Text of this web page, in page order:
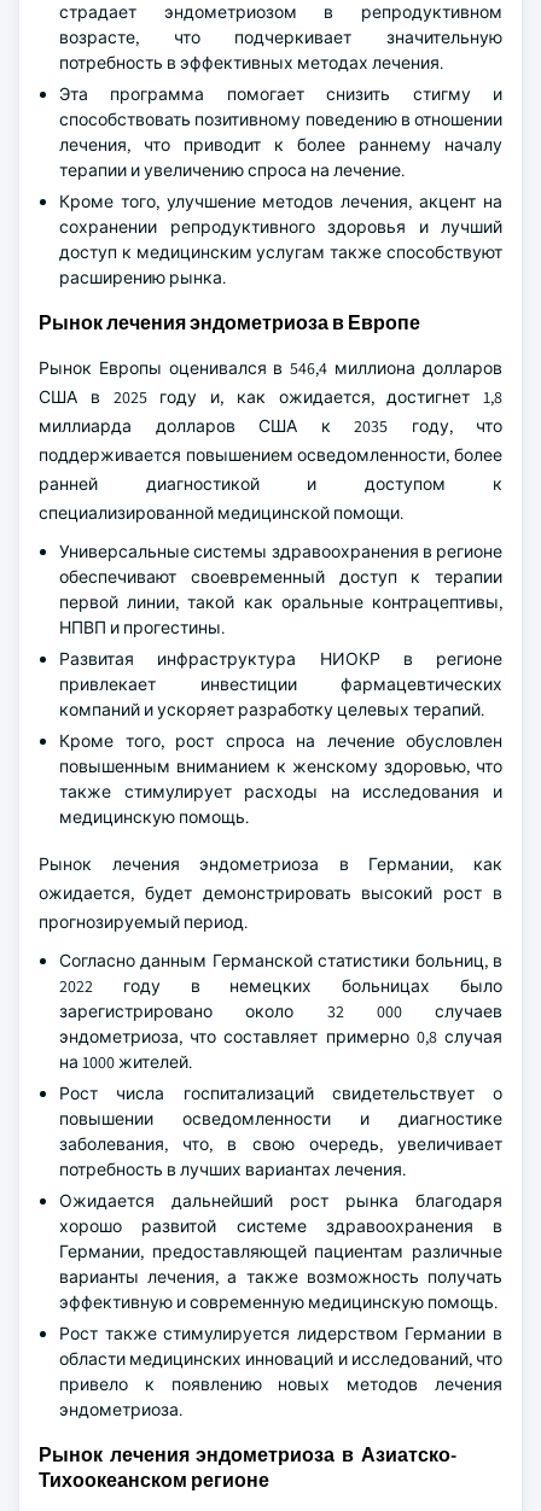
страдает эндометриозом в репродуктивном
возрасте, что подчеркивает значительную
потребность в эффективных методах лечения.
Эта программа помогает снизить стигму и
способствовать позитивному поведению в отношении
лечения, что приводит к более раннему началу
терапии и увеличению спроса на лечение.
Кроме того, улучшение методов лечения, акцент на
сохранении репродуктивного здоровья и лучший
доступ к медицинским услугам также способствуют
расширению рынка.
Рынок лечения эндометриоза в Европе
Рынок Европы оценивался в 546,4 миллиона долларов
США в 2025 году и, как ожидается, достигнет 1,8
миллиарда долларов США к 2035 году, что
поддерживается повышением осведомленности, более
ранней диагностикой и доступом к
специализированной медицинской помощи.
Универсальные системы здравоохранения в регионе
обеспечивают своевременный доступ к терапии
первой линии, такой как оральные контрацептивы,
НПВП и прогестины.
Развитая инфраструктура НИОКР в регионе
привлекает инвестиции фармацевтических
компаний и ускоряет разработку целевых терапий.
Кроме того, рост спроса на лечение обусловлен
повышенным вниманием к женскому здоровью, что
также стимулирует расходы на исследования и
медицинскую помощь.
Рынок лечения эндометриоза в Германии, как
ожидается, будет демонстрировать высокий рост в
прогнозируемый период.
Согласно данным Германской статистики больниц, в
2022 году в немецких больницах было
зарегистрировано около 32 000 случаев
эндометриоза, что составляет примерно 0,8 случая
на 1000 жителей.
Рост числа госпитализаций свидетельствует о
повышении осведомленности и диагностике
заболевания, что, в свою очередь, увеличивает
потребность в лучших вариантах лечения.
Ожидается дальнейший рост рынка благодаря
хорошо развитой системе здравоохранения в
Германии, предоставляющей пациентам различные
варианты лечения, а также возможность получать
эффективную и современную медицинскую помощь.
Рост также стимулируется лидерством Германии в
области медицинских инноваций и исследований, что
привело к появлению новых методов лечения
эндометриоза.
Рынок лечения эндометриоза в Азиатско-
Тихоокеанском регионе